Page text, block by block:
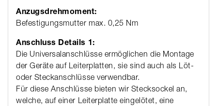
Anzugsdrehmoment:
Befestigungsmutter max. 0,25 Nm
Anschluss Details 1:
Die Universalanschlüsse ermöglichen die Montage
der Geräte auf Leiterplatten, sie sind auch als Löt-
oder Steckanschlüsse verwendbar.
Für diese Anschlüsse bieten wir Stecksockel an,
welche, auf einer Leiterplatte eingelötet, eine